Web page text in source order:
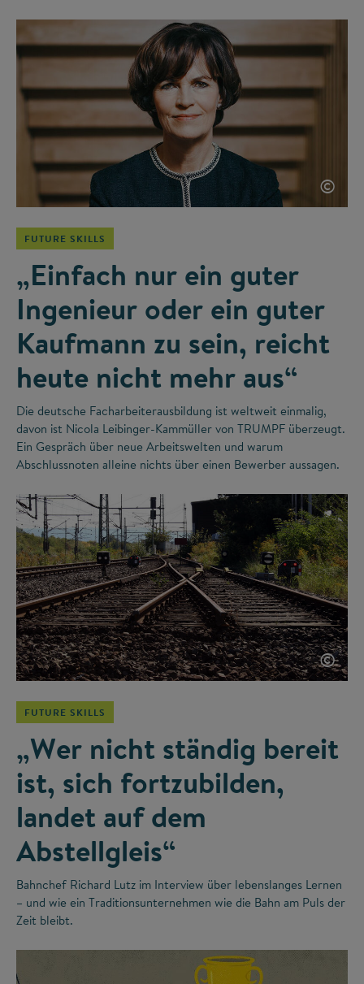
©
FUTURE SKILLS
„Einfach nur ein guter
Ingenieur oder ein guter
Kaufmann zu sein, reicht
heute nicht mehr aus“
Die deutsche Facharbeiterausbildung ist weltweit einmalig,
davon ist Nicola Leibinger-Kammüller von TRUMPF überzeugt.
Ein Gespräch über neue Arbeitswelten und warum
Abschlussnoten alleine nichts über einen Bewerber aussagen.
©
FUTURE SKILLS
„Wer nicht ständig bereit
ist, sich fortzubilden,
landet auf dem
Abstellgleis“
Bahnchef Richard Lutz im Interview über lebenslanges Lernen
– und wie ein Traditionsunternehmen wie die Bahn am Puls der
Zeit bleibt.